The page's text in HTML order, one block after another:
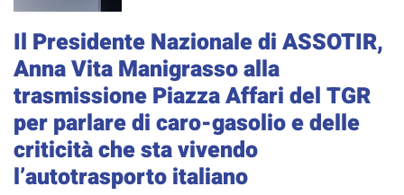
Il Presidente Nazionale di ASSOTIR,
Anna Vita Manigrasso alla
trasmissione Piazza Affari del TGR
per parlare di caro-gasolio e delle
criticità che sta vivendo
l’autotrasporto italiano